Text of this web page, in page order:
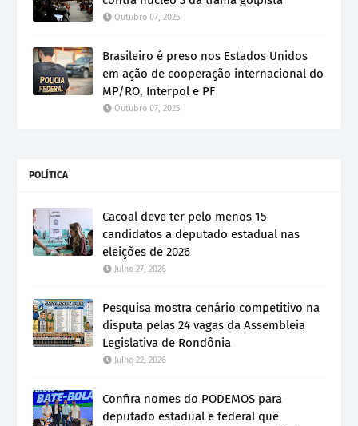
Outubro 07, 2025
Brasileiro é preso nos Estados Unidos
em ação de cooperação internacional do
MP/RO, Interpol e PF
Outubro 07, 2025
POLÍTICA
Cacoal deve ter pelo menos 15
candidatos a deputado estadual nas
eleições de 2026
Julho 27, 2026
Pesquisa mostra cenário competitivo na
disputa pelas 24 vagas da Assembleia
Legislativa de Rondônia
Julho 22, 2026
Confira nomes do PODEMOS para
deputado estadual e federal que